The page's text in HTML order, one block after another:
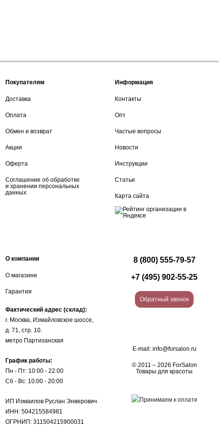
Покупателям
Доставка
Оплата
Обмен и возврат
Акции
Оферта
Соглашение об обработке
и хранении персональных
данных
Информация
Контакты
Опт
Частые вопросы
Новости
Инструкции
Статьи
Карта сайта
О компании
О магазине
Гарантия
Фактический адрес (склад):
г. Москва, Измайловское шоссе,
д. 71, стр. 10.
метро Партизанская
График работы:
Пн - Пт: 10:00 - 22:00
Сб - Вс: 10:00 - 20:00
ИП Измаилов Руслан Энверович
ИНН: 504215584981
ОГРНИП: 311504215900031
8 (800) 555-79-57
+7 (495) 902-55-25
Обратный звонок
E-mail: info@forsalon.ru
© 2011 – 2026 ForSalon
Товары для красоты